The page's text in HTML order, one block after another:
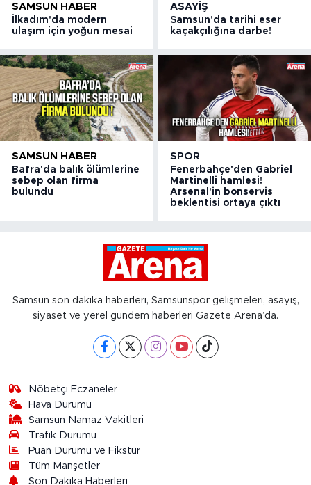
SAMSUN HABER
İlkadım'da modern
ulaşım için yoğun mesai
ASAYIŞ
Samsun'da tarihi eser
kaçakçılığına darbe!
SAMSUN HABER
Bafra'da balık ölümlerine
sebep olan firma
bulundu
SPOR
Fenerbahçe'den Gabriel
Martinelli hamlesi!
Arsenal'in bonservis
beklentisi ortaya çıktı
Samsun son dakika haberleri, Samsunspor gelişmeleri, asayiş,
siyaset ve yerel gündem haberleri Gazete Arena’da.
Nöbetçi Eczaneler
Hava Durumu
Samsun Namaz Vakitleri
Trafik Durumu
Puan Durumu ve Fikstür
Tüm Manşetler
Son Dakika Haberleri